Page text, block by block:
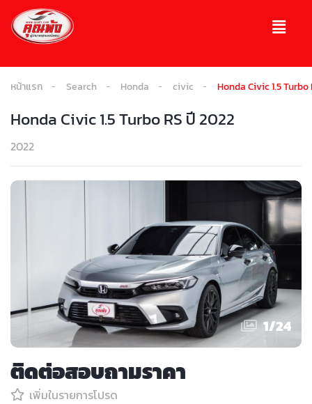
หน้าแรก Search Honda civic Honda Civic 1.5 Turbo
Honda Civic 1.5 Turbo RS ปี 2022
2022
1/24
ติดต่อสอบถามราคา
เพิ่มในรายการโปรด